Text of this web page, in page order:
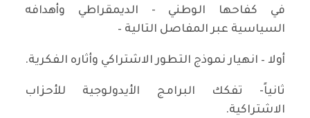
في كفاحها الوطني - الديمقراطي وأهدافه
السياسية عبر المفاصل التالية –
أولا – انهيار نموذج التطور الاشتراكي وأثاره الفكرية.
ثانياً- تفكك البرامج الأيدولوجية للأحزاب
الاشتراكية.